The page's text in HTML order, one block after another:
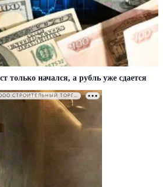
только начался, а рубль уже сдается
РЕКЛАМА • ООО СТРОИТЕЛЬНЫЙ ТОРГОВЫЙ ДОМ «ПЕТРОВИЧ». ИНН: 7802348846